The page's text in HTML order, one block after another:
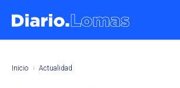
Inicio Actualidad